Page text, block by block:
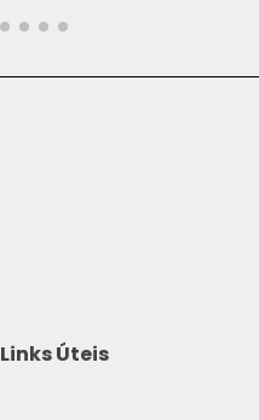
Links Úteis